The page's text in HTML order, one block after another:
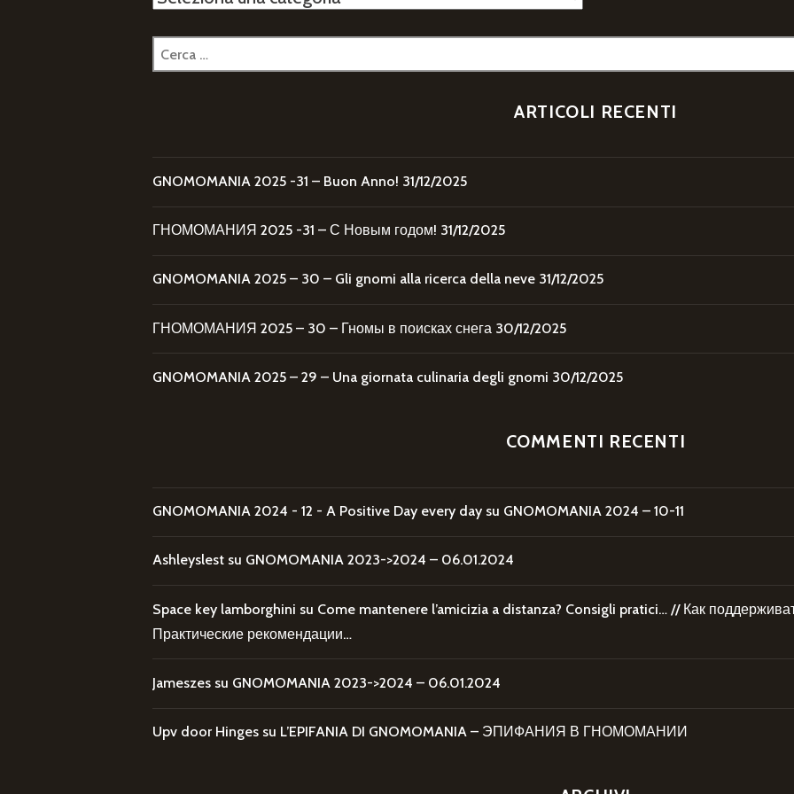
Ricerca
per:
ARTICOLI RECENTI
GNOMOMANIA 2025 -31 – Buon Anno! 31/12/2025
ГНОМОМАНИЯ 2025 -31 – С Новым годом! 31/12/2025
GNOMOMANIA 2025 – 30 – Gli gnomi alla ricerca della neve 31/12/2025
ГНОМОМАНИЯ 2025 – 30 – Гномы в поисках снега 30/12/2025
GNOMOMANIA 2025 – 29 – Una giornata culinaria degli gnomi 30/12/2025
COMMENTI RECENTI
GNOMOMANIA 2024 - 12 - A Positive Day every day su GNOMOMANIA 2024 – 10-11
Ashleyslest su GNOMOMANIA 2023->2024 – 06.01.2024
Space key lamborghini su Come mantenere l’amicizia a distanza? Consigli pratici… // Как
Практические рекомендации…
Jameszes su GNOMOMANIA 2023->2024 – 06.01.2024
Upv door Hinges su L’EPIFANIA DI GNOMOMANIA – ЭПИФАНИЯ В ГНОМОМАНИИ